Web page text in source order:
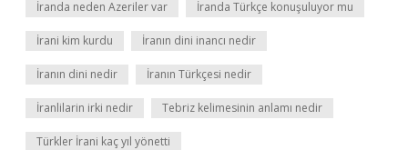
İranda neden Azeriler var İranda Türkçe konuşuluyor mu
İrani kim kurdu İranın dini inancı nedir
İranın dini nedir İranın Türkçesi nedir
İranlilarin irki nedir Tebriz kelimesinin anlamı nedir
Türkler İrani kaç yıl yönetti